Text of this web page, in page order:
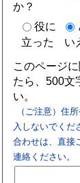
か？
役に
立った
い
このページ
たら、500文
い。
（ご注意）住
入しないでくだ
合わせは、直接
連絡ください。